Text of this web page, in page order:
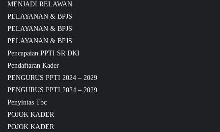
MENJADI RELAWAN
PELAYANAN & BPJS
PELAYANAN & BPJS
PELAYANAN & BPJS
Pencapaian PPTI SR DKI
Pendaftaran Kader
PENGURUS PPTI 2024 – 2029
PENGURUS PPTI 2024 – 2029
Penyintas Tbc
POJOK KADER
POJOK KADER